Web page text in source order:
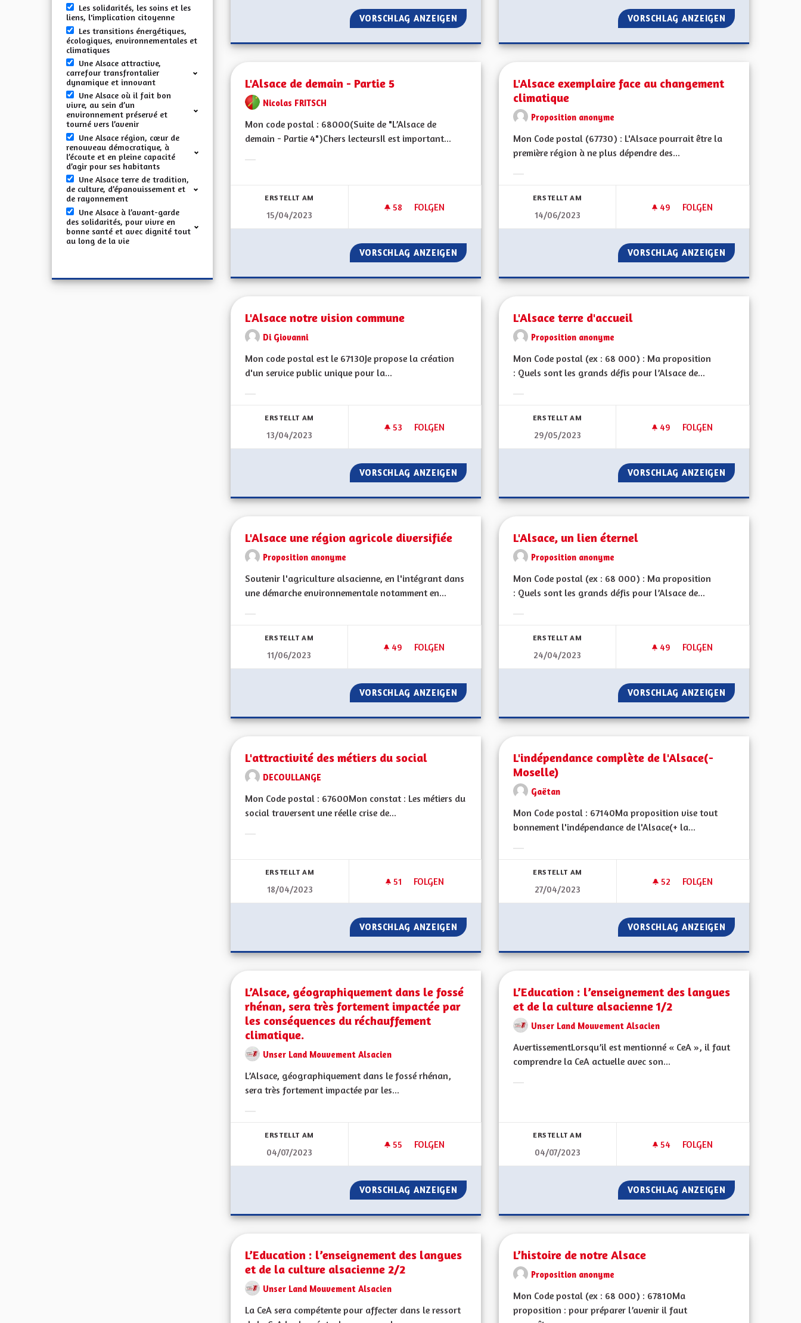
Les solidarités, les soins et les
liens, l'implication citoyenne
Les transitions énergétiques,
écologiques, environnementales et
climatiques
Une Alsace attractive,
carrefour transfrontalier
dynamique et innovant
Une Alsace où il fait bon
vivre, au sein d’un
environnement préservé et
tourné vers l’avenir
Une Alsace région, cœur de
renouveau démocratique, à
l’écoute et en pleine capacité
d’agir pour ses habitants
Une Alsace terre de tradition,
de culture, d’épanouissement et
de rayonnement
Une Alsace à l’avant-garde
des solidarités, pour vivre en
bonne santé et avec dignité tout
au long de la vie
VORSCHLAG ANZEIGEN L'ALSACE DE DEMAIN - PARTIE 3 VORSCHLAG ANZEIGEN L'ALSACE DE
L'Alsace de demain - Partie 5
Nicolas FRITSCH
Mon code postal : 68000(Suite de "L’Alsace de
demain - Partie 4")Chers lecteursIl est important...
ERSTELLT AM
15/04/2023
58 58 FOLLOWER
FOLGEN
L'ALSACE DE DEMAIN - PARTIE 5
VORSCHLAG ANZEIGEN L'ALSACE DE DEMAIN - PARTIE 5
L'Alsace exemplaire face au changement
climatique
Proposition anonyme
Mon Code postal (67730) : L'Alsace pourrait être la
première région à ne plus dépendre des...
ERSTELLT AM
14/06/2023
49 49 FOLLOWER
FOLGEN
L'ALSACE EXEMPLAIRE FACE
VORSCHLAG ANZEIGEN L'ALSACE
L'Alsace notre vision commune
Di Giovanni
Mon code postal est le 67130Je propose la création
d'un service public unique pour la...
ERSTELLT AM
13/04/2023
53 53 FOLLOWER
FOLGEN
L'ALSACE NOTRE VISION COMMUNE
VORSCHLAG ANZEIGEN L'ALSACE NOTRE VISION COMMUNE
L'Alsace terre d'accueil
Proposition anonyme
Mon Code postal (ex : 68 000) : Ma proposition
: Quels sont les grands défis pour l’Alsace de...
ERSTELLT AM
29/05/2023
49 49 FOLLOWER
FOLGEN
L'ALSACE TERRE D'ACCUEIL
VORSCHLAG ANZEIGEN L'ALSACE TERRE
L'Alsace une région agricole diversifiée
Proposition anonyme
Soutenir l'agriculture alsacienne, en l'intégrant dans
une démarche environnementale notamment en...
ERSTELLT AM
11/06/2023
49 49 FOLLOWER
FOLGEN
L'ALSACE UNE RÉGION AGRICOLE DIVERSIFIÉE
VORSCHLAG ANZEIGEN L'ALSACE UNE RÉGION AGRICOLE DIVERSIFIÉE
L'Alsace, un lien éternel
Proposition anonyme
Mon Code postal (ex : 68 000) : Ma proposition
: Quels sont les grands défis pour l’Alsace de...
ERSTELLT AM
24/04/2023
49 49 FOLLOWER
FOLGEN
L'ALSACE, UN LIEN ÉTERNEL
VORSCHLAG ANZEIGEN L'ALSACE, UN
L'attractivité des métiers du social
DECOULLANGE
Mon Code postal : 67600Mon constat : Les métiers du
social traversent une réelle crise de...
ERSTELLT AM
18/04/2023
51 51 FOLLOWER
FOLGEN
L'ATTRACTIVITÉ DES MÉTIERS DU SOCIAL
VORSCHLAG ANZEIGEN L'ATTRACTIVITÉ DES MÉTIERS DU SOCIAL
L'indépendance complète de l'Alsace(-
Moselle)
Gaëtan
Mon Code postal : 67140Ma proposition vise tout
bonnement l'indépendance de l'Alsace(+ la...
ERSTELLT AM
27/04/2023
52 52 FOLLOWER
FOLGEN
L'INDÉPENDANCE COMPLÈTE
VORSCHLAG ANZEIGEN
L’Alsace, géographiquement dans le fossé
rhénan, sera très fortement impactée par
les conséquences du réchauffement
climatique.
Unser Land Mouvement Alsacien
L’Alsace, géographiquement dans le fossé rhénan,
sera très fortement impactée par les...
ERSTELLT AM
04/07/2023
55 55 FOLLOWER
FOLGEN
L’ALSACE, GÉOGRAPHIQUEMENT DANS LE FOSSÉ RHÉNAN, SERA TRÈS FORTEMENT IMPACTÉE
VORSCHLAG ANZEIGEN L’ALSACE, GÉOGRAPHIQUEMENT DANS LE FOSSÉ RHÉNAN, SERA TRÈS
L’Education : l’enseignement des langues
et de la culture alsacienne 1/2
Unser Land Mouvement Alsacien
AvertissementLorsqu’il est mentionné « CeA », il faut
comprendre la CeA actuelle avec son...
ERSTELLT AM
04/07/2023
54 54 FOLLOWER
FOLGEN
L’EDUCATION :
VORSCHLAG ANZEIGEN L’EDUCATION :
L’Education : l’enseignement des langues
et de la culture alsacienne 2/2
Unser Land Mouvement Alsacien
La CeA sera compétente pour affecter dans le ressort
L’histoire de notre Alsace
Proposition anonyme
Mon Code postal (ex : 68 000) : 67810Ma
proposition : pour préparer l’avenir il faut